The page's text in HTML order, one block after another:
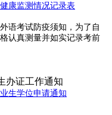
康监测情况记录表
语考试防疫须知，为了自
认真测量并如实记录考前
办证工作通知
生学位申请通知